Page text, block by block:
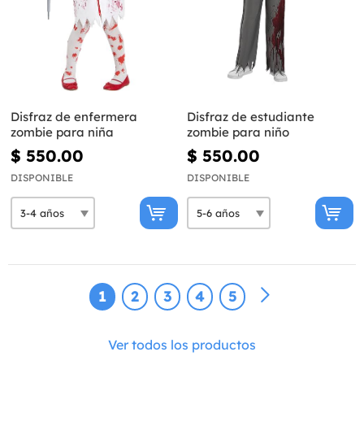
Disfraz de enfermera
zombie para niña
$ 550.00
DISPONIBLE
Disfraz de estudiante
zombie para niño
$ 550.00
DISPONIBLE
1 2 3 4 5
Ver todos los productos